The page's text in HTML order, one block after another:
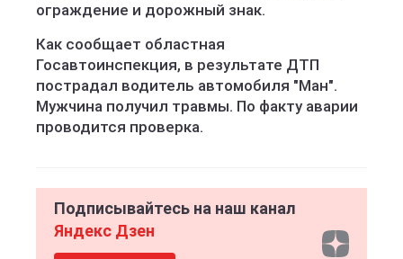
ограждение и дорожный знак.
Как сообщает областная
Госавтоинспекция, в результате ДТП
пострадал водитель автомобиля "Ман".
Мужчина получил травмы. По факту аварии
проводится проверка.
Подписывайтесь на наш канал
Яндекс Дзен